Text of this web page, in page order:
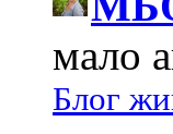
мало
Блог